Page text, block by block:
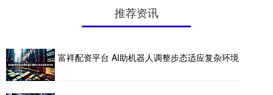
推荐资讯
富祥配资平台 AI助机器人调整步态适应复杂环境